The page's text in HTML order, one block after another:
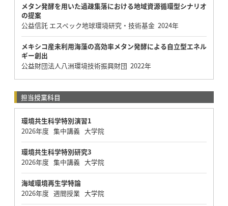
メタン発酵を用いた過疎集落における地域資源循環型シナリオ
の提案
公益信託 エスペック地球環境研究・技術基金 2024年
メキシコ産未利用海藻の高効率メタン発酵による自立型エネル
ギー創出
公益財団法人八洲環境技術振興財団 2022年
担当授業科目
環境共生科学特別演習1
2026年度 集中講義 大学院
環境共生科学特別研究3
2026年度 集中講義 大学院
海域環境再生学特論
2026年度 週間授業 大学院